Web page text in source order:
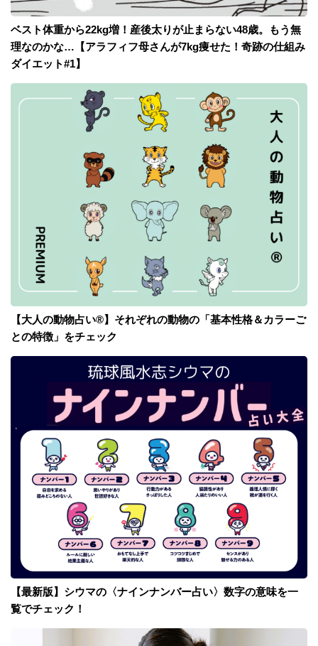
ベスト体重から22kg増！産後太りが止まらない48歳。もう無
理なのかな…【アラフィフ母さんが7kg痩せた！奇跡の仕組み
ダイエット#1】
【大人の動物占い®】それぞれの動物の「基本性格＆カラーご
との特徴」をチェック
【最新版】シウマの〈ナインナンバー占い〉数字の意味を一
覧でチェック！